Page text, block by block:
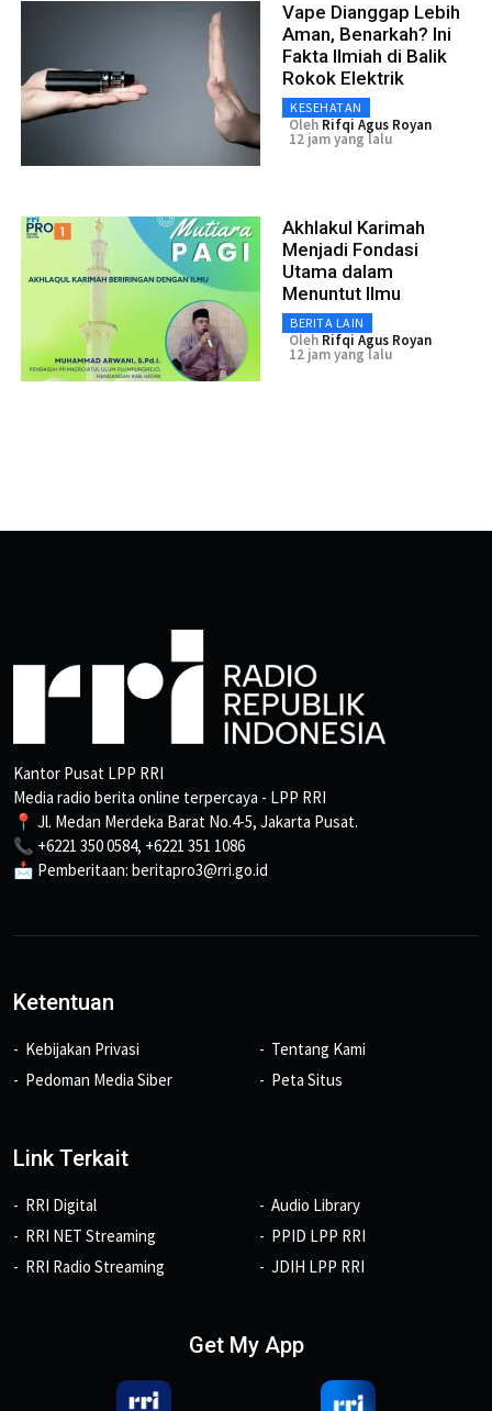
Vape Dianggap Lebih
Aman, Benarkah? Ini
Fakta Ilmiah di Balik
Rokok Elektrik
KESEHATAN
Oleh Rifqi Agus Royan
12 jam yang lalu
Akhlakul Karimah
Menjadi Fondasi
Utama dalam
Menuntut Ilmu
BERITA LAIN
Oleh Rifqi Agus Royan
12 jam yang lalu
Kantor Pusat LPP RRI
Media radio berita online terpercaya - LPP RRI
📍 Jl. Medan Merdeka Barat No.4-5, Jakarta Pusat.
📞 +6221 350 0584, +6221 351 1086
📩 Pemberitaan: beritapro3@rri.go.id
Ketentuan
Kebijakan Privasi
Pedoman Media Siber
Tentang Kami
Peta Situs
Link Terkait
RRI Digital
RRI NET Streaming
RRI Radio Streaming
Audio Library
PPID LPP RRI
JDIH LPP RRI
Get My App